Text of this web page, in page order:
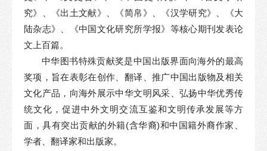
究》、《出土文献》、《简帛》、《汉学研究》、《大
陆杂志》、《中国文化研究所学报》等核心期刊发表论
文上百篇。
中华图书特殊贡献奖是中国出版界面向海外的最高
奖项，旨在表彰在创作、翻译、推广中国出版物及相关
文化产品，向海外展示中华文明风采、弘扬中华优秀传
统文化，促进中外文明交流互鉴和文明传承发展等方
面，具有突出贡献的外籍(含华裔)和中国籍外裔作家、
学者、翻译家和出版家。